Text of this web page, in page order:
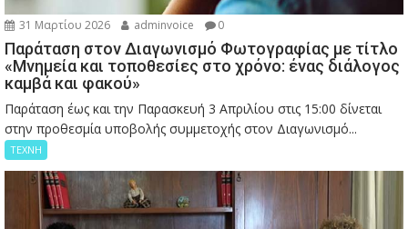
31 Μαρτίου 2026 adminvoice 0
Παράταση στον Διαγωνισμό Φωτογραφίας με τίτλο
«Μνημεία και τοποθεσίες στο χρόνο: ένας διάλογος
καμβά και φακού»
Παράταση έως και την Παρασκευή 3 Απριλίου στις 15:00 δίνεται
στην προθεσμία υποβολής συμμετοχής στον Διαγωνισμό...
ΤΕΧΝΗ